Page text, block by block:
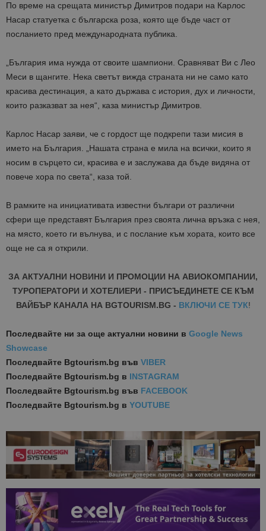
По време на срещата министър Димитров подари на Карлос
Насар статуетка с българска роза, която ще бъде част от
посланието пред международната публика.
„България има нужда от своите шампиони. Сравняват Ви с Лео
Меси в щангите. Нека светът вижда страната ни не само като
красива дестинация, а като държава с история, дух и личности,
които разказват за нея“, каза министър Димитров.
Карлос Насар заяви, че с гордост ще подкрепи тази мисия в
името на България. „Нашата страна е мила на всички, които я
носим в сърцето си, красива е и заслужава да бъде видяна от
повече хора по света“, каза той.
В рамките на инициативата известни българи от различни
сфери ще представят България през своята лична връзка с нея,
на място, което ги вълнува, и с послание към хората, които все
още не са я открили.
ЗА АКТУАЛНИ НОВИНИ И ПРОМОЦИИ НА АВИОКОМПАНИИ,
ТУРОПЕРАТОРИ И ХОТЕЛИЕРИ - ПРИСЪЕДИНЕТЕ СЕ КЪМ
ВАЙБЪР КАНАЛА НА BGTOURISM.BG - ВКЛЮЧИ СЕ ТУК!
Последвайте ни за още актуални новини в Google News
Showcase
Последвайте Bgtourism.bg във VIBER
Последвайте Bgtourism.bg в INSTAGRAM
Последвайте Bgtourism.bg във FACEBOOK
Последвайте Bgtourism.bg в YOUTUBE